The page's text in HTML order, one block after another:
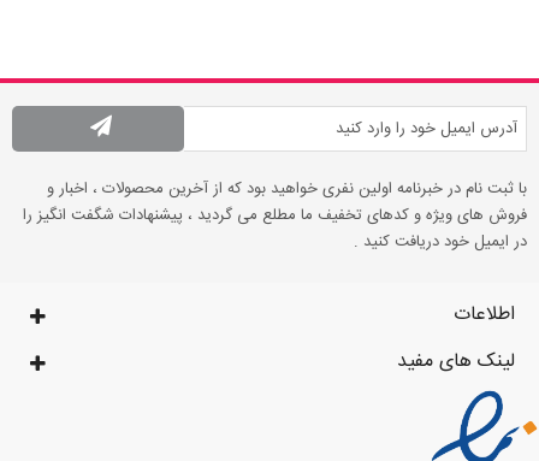
با ثبت نام در خبرنامه اولین نفری خواهید بود که از آخرین محصولات ، اخبار و
فروش های ویژه و کدهای تخفیف ما مطلع می گردید ، پیشنهادات شگفت انگیز را
در ایمیل خود دریافت کنید .
اطلاعات
لینک های مفید